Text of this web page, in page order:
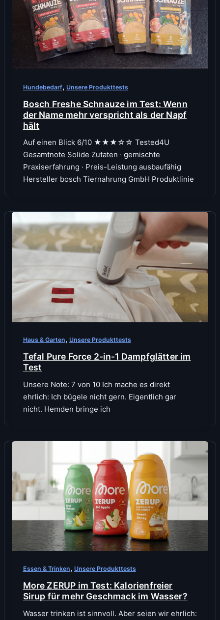
Hundebedarf, Unsere Produkttests
Bosch Freshe Schnauze im Test: Wenn
der Name mehr verspricht als der Napf
hält
Auf einen Blick 6/10 ★★★☆☆ Tested4U
Gesamtnote Solide Zutaten · gemischte
Praxiserfahrung · Preis-Leistung ausbaufähig
Hersteller bosch Tiernahrung GmbH Produktlinie
Haus & Garten, Unsere Produkttests
Tefal Pure Force 2-in-1 Dampfglätter im
Test
Unsere Note: 7 von 10 Ich mache es direkt
ehrlich: Ich bügele nicht gern. Eigentlich gar
nicht. Hemden bringe ich
Essen & Trinken, Unsere Produkttests
More ZERUP im Test: Kalorienfreier
Sirup für mehr Geschmack im Wasser?
Wasser trinken ist sinnvoll. Aber seien wir ehrlich: